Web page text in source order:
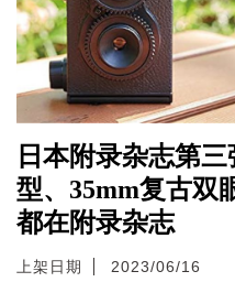
日本附录杂志第
型、35mm复古双
都在附录杂志
上架日期 2023/06/16